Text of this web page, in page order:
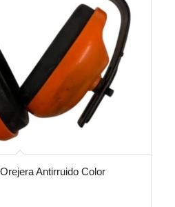
Antirruido Color